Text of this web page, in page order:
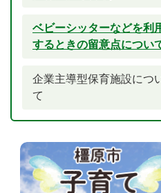
ベビーシッターなどを利
するときの留意点につい
企業主導型保育施設につ
て
2
枚
目